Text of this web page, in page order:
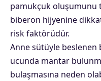
pamukçuk oluşumunu
biberon hijyenine
risk faktörüdür.
Anne sütüyle
ucunda mantar
bulaşmasına neden